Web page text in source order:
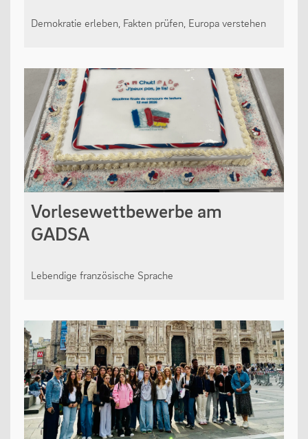
Demokratie erleben, Fakten prüfen, Europa verstehen
Vorlesewettbewerbe am
GADSA
Lebendige französische Sprache